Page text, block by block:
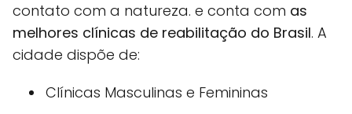
contato com a natureza. e conta com as
melhores clínicas de reabilitação do Brasil. A
cidade dispõe de:
Clínicas Masculinas e Femininas